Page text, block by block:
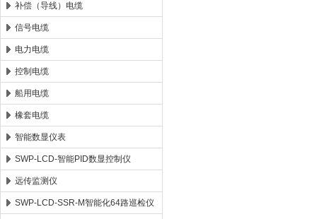
补偿（导线）电缆
信号电缆
电力电缆
控制电缆
船用电缆
橡套电缆
智能数显仪表
SWP-LCD-智能PID数显控制仪
远传监测仪
SWP-LCD-SSR-M智能化64路巡检仪